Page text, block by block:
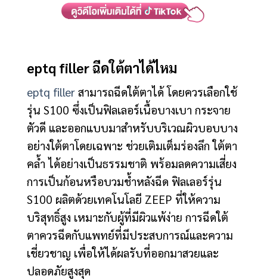
eptq filler ฉีดใต้ตาได้ไหม
eptq filler สามารถฉีดใต้ตาได้ โดยควรเลือกใช้
รุ่น S100 ซึ่งเป็นฟิลเลอร์เนื้อบางเบา กระจาย
ตัวดี และออกแบบมาสำหรับบริเวณผิวบอบบาง
อย่างใต้ตาโดยเฉพาะ ช่วยเติมเต็มร่องลึก ใต้ตา
คล้ำ ได้อย่างเป็นธรรมชาติ พร้อมลดความเสี่ยง
การเป็นก้อนหรือบวมช้ำหลังฉีด ฟิลเลอร์รุ่น
S100 ผลิตด้วยเทคโนโลยี ZEEP ที่ให้ความ
บริสุทธิ์สูง เหมาะกับผู้ที่มีผิวแพ้ง่าย การฉีดใต้
ตาควรฉีดกับแพทย์ที่มีประสบการณ์และความ
เชี่ยวชาญ เพื่อให้ได้ผลรับที่ออกมาสวยและ
ปลอดภัยสูงสุด